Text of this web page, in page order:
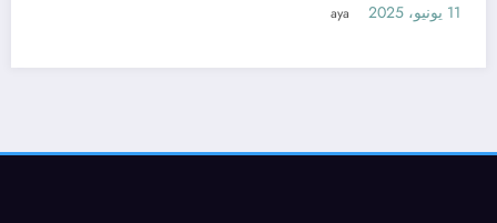
سيرين لتفسير حلم